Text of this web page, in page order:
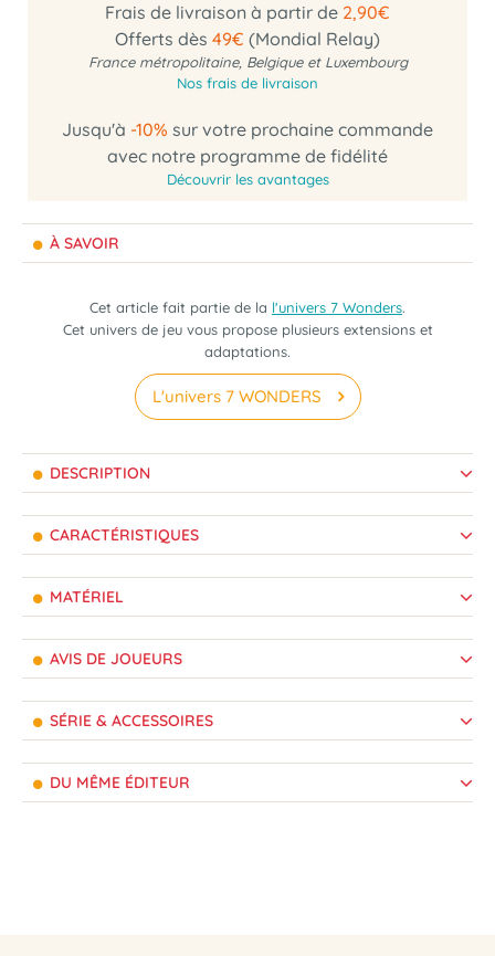
Frais de livraison à partir de 2,90€
Offerts dès 49€ (Mondial Relay)
France métropolitaine, Belgique et Luxembourg
Nos frais de livraison
Jusqu'à -10% sur votre prochaine commande
avec notre programme de fidélité
Découvrir les avantages
À SAVOIR
Cet article fait partie de la l'univers 7 Wonders.
Cet univers de jeu vous propose plusieurs extensions et
adaptations.
L'univers 7 WONDERS
DESCRIPTION
CARACTÉRISTIQUES
MATÉRIEL
AVIS DE JOUEURS
SÉRIE & ACCESSOIRES
DU MÊME ÉDITEUR